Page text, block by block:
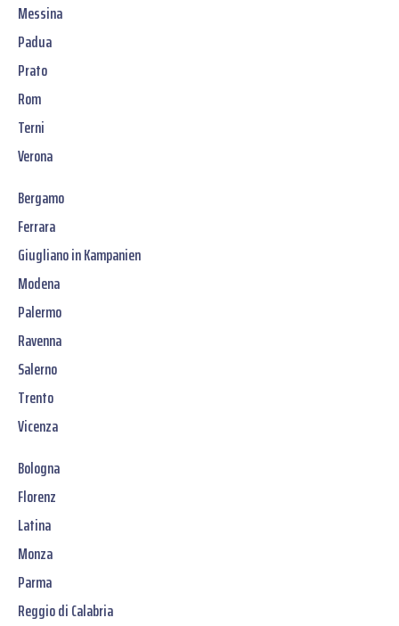
Messina
Padua
Prato
Rom
Terni
Verona
Bergamo
Ferrara
Giugliano in Kampanien
Modena
Palermo
Ravenna
Salerno
Trento
Vicenza
Bologna
Florenz
Latina
Monza
Parma
Reggio di Calabria